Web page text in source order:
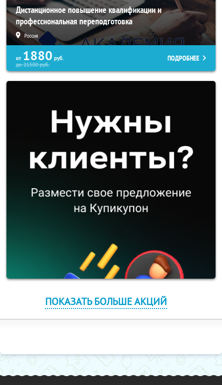
Дистанционное повышение квалификации и
профессиональная переподготовка
Россия
от 1880 руб.
до21500руб.
ПОДРОБНЕЕ
ПОКАЗАТЬ БОЛЬШЕ АКЦИЙ